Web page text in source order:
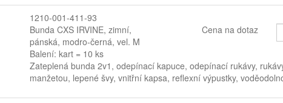
1210-001-411-93
Bunda CXS IRVINE, zimní,
pánská, modro-černá, vel. M
Balení: kart = 10 ks
Cena na dotaz
Zateplená bunda 2v1, odepínací kapuce, odepínací rukávy,
manžetou, lepené švy, vnitřní kapsa, reflexní výpustky,